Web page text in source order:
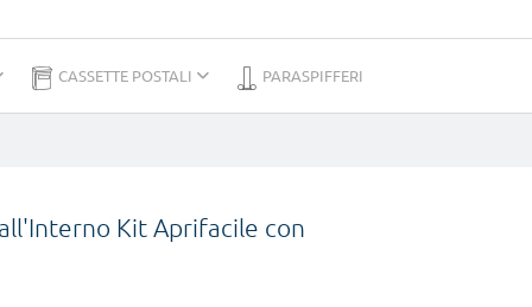
CASSETTE POSTALI PARASPIFFERI
Kit Aprifacile con